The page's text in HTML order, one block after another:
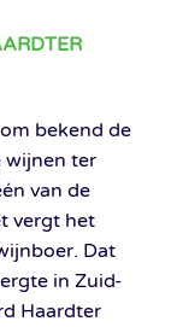
bekend de
wijnen ter
van de
vergt het
Dat
in Zuid-
Haardter